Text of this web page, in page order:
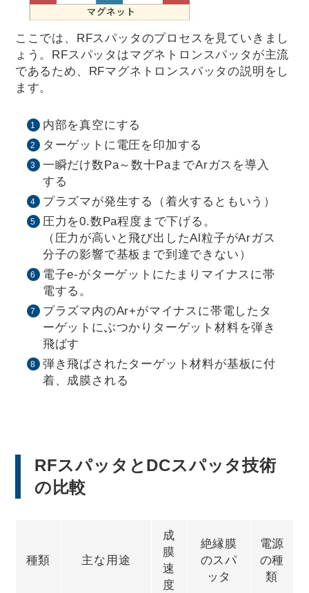
ここでは、RFスパッタのプロセスを見ていきまし
ょう。RFスパッタはマグネトロンスパッタが主流
であるため、RFマグネトロンスパッタの説明をし
ます。
内部を真空にする
ターゲットに電圧を印加する
一瞬だけ数Pa～数十PaまでArガスを導入
する
プラズマが発生する（着火するともいう）
圧力を0.数Pa程度まで下げる。
（圧力が高いと飛び出したAl粒子がArガス
分子の影響で基板まで到達できない）
電子e-がターゲットにたまりマイナスに帯
電する。
プラズマ内のAr+がマイナスに帯電したタ
ーゲットにぶつかりターゲット材料を弾き
飛ばす
弾き飛ばされたターゲット材料が基板に付
着、成膜される
RFスパッタとDCスパッタ技術
の比較
種類 主な用途
成
膜
速
度
絶縁膜
のスパ
ッタ
電源
の種
類